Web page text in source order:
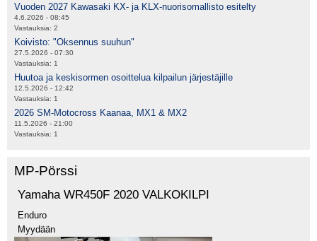
Vuoden 2027 Kawasaki KX- ja KLX-nuorisomallisto esitelty
4.6.2026 - 08:45
Vastauksia: 2
Koivisto: "Oksennus suuhun"
27.5.2026 - 07:30
Vastauksia: 1
Huutoa ja keskisormen osoittelua kilpailun järjestäjille
12.5.2026 - 12:42
Vastauksia: 1
2026 SM-Motocross Kaanaa, MX1 & MX2
11.5.2026 - 21:00
Vastauksia: 1
MP-Pörssi
Yamaha WR450F 2020 VALKOKILPI
Enduro
Myydään